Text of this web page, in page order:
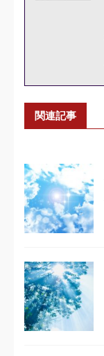
関連記事